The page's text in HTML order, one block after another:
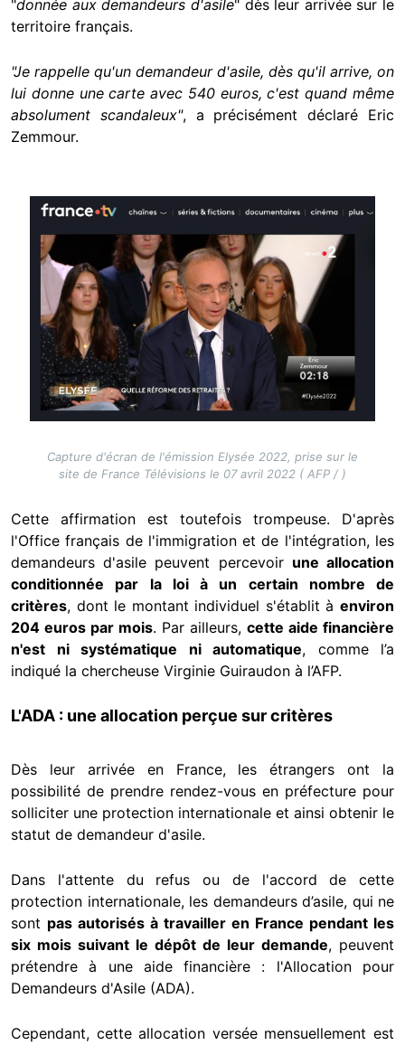
"donnée aux demandeurs d'asile" dès leur arrivée sur le
territoire français.
"Je rappelle qu'un demandeur d'asile, dès qu'il arrive, on
lui donne une carte avec 540 euros, c'est quand même
absolument scandaleux", a précisément déclaré Eric
Zemmour.
Image
Capture d'écran de l'émission Elysée 2022, prise sur le
site de France Télévisions le 07 avril 2022 ( AFP / )
Cette affirmation est toutefois trompeuse. D'après
l'Office français de l'immigration et de l'intégration, les
demandeurs d'asile peuvent percevoir une allocation
conditionnée par la loi à un certain nombre de
critères, dont le montant individuel s'établit à environ
204 euros par mois. Par ailleurs, cette aide financière
n'est ni systématique ni automatique, comme l’a
indiqué la chercheuse Virginie Guiraudon à l’AFP.
L'ADA : une allocation perçue sur critères
Dès leur arrivée en France, les étrangers ont la
possibilité de prendre rendez-vous en préfecture pour
solliciter une protection internationale et ainsi obtenir le
statut de demandeur d'asile.
Dans l'attente du refus ou de l'accord de cette
protection internationale, les demandeurs d’asile, qui ne
sont pas autorisés à travailler en France pendant les
six mois suivant le dépôt de leur demande, peuvent
prétendre à une aide financière : l'Allocation pour
Demandeurs d'Asile (ADA).
Cependant, cette allocation versée mensuellement est